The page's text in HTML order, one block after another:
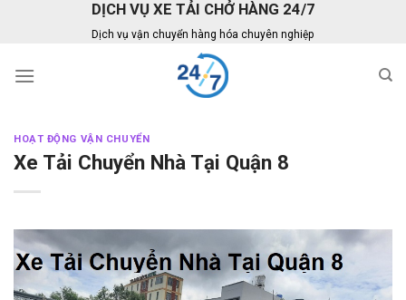
DỊCH VỤ XE TẢI CHỞ HÀNG 24/7
Dịch vụ vận chuyển hàng hóa chuyên nghiệp
HOẠT ĐỘNG VẬN CHUYỂN
Xe Tải Chuyển Nhà Tại Quận 8